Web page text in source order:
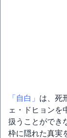
「自白」 は、死
ェ・ドヒョンを
扱うことができ
枠に隠れた真実